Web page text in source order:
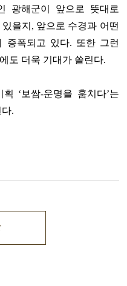
광해군이 앞으로 뜻대로
을지, 앞으로 수경과 어떤
증폭되고 있다. 또한 그런
도 더욱 기대가 쏠린다.
‘보쌈-운명을 훔치다’는
.